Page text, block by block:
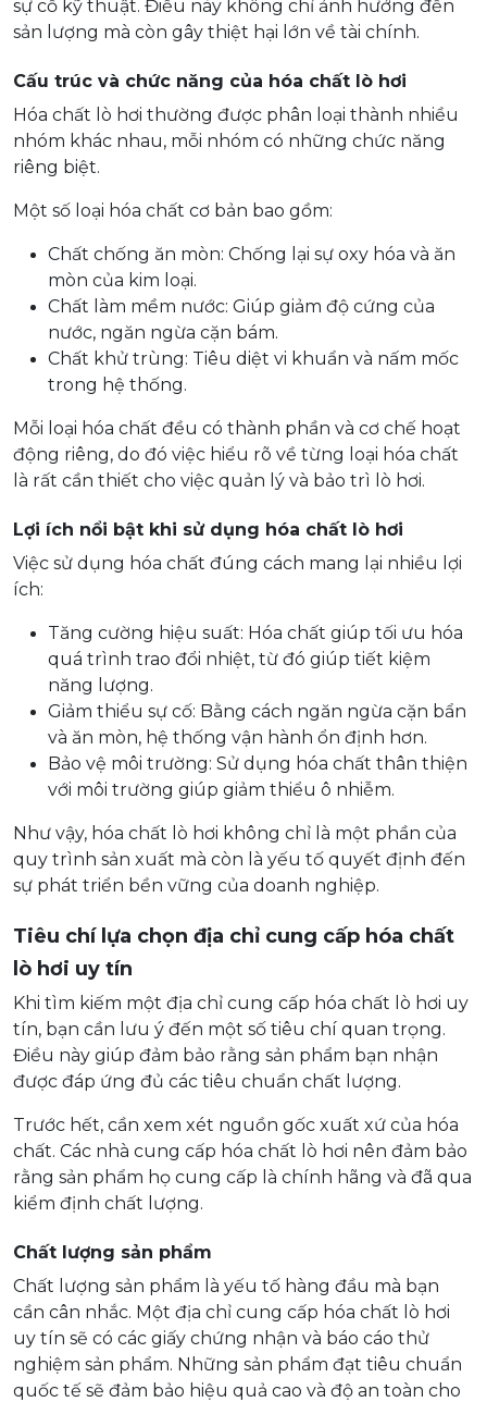
sự cố kỹ thuật. Điều này không chỉ ảnh hưởng đến
sản lượng mà còn gây thiệt hại lớn về tài chính.
Cấu trúc và chức năng của hóa chất lò hơi
Hóa chất lò hơi thường được phân loại thành nhiều
nhóm khác nhau, mỗi nhóm có những chức năng
riêng biệt.
Một số loại hóa chất cơ bản bao gồm:
Chất chống ăn mòn: Chống lại sự oxy hóa và ăn
mòn của kim loại.
Chất làm mềm nước: Giúp giảm độ cứng của
nước, ngăn ngừa cặn bám.
Chất khử trùng: Tiêu diệt vi khuẩn và nấm mốc
trong hệ thống.
Mỗi loại hóa chất đều có thành phần và cơ chế hoạt
động riêng, do đó việc hiểu rõ về từng loại hóa chất
là rất cần thiết cho việc quản lý và bảo trì lò hơi.
Lợi ích nổi bật khi sử dụng hóa chất lò hơi
Việc sử dụng hóa chất đúng cách mang lại nhiều lợi
ích:
Tăng cường hiệu suất: Hóa chất giúp tối ưu hóa
quá trình trao đổi nhiệt, từ đó giúp tiết kiệm
năng lượng.
Giảm thiểu sự cố: Bằng cách ngăn ngừa cặn bẩn
và ăn mòn, hệ thống vận hành ổn định hơn.
Bảo vệ môi trường: Sử dụng hóa chất thân thiện
với môi trường giúp giảm thiểu ô nhiễm.
Như vậy, hóa chất lò hơi không chỉ là một phần của
quy trình sản xuất mà còn là yếu tố quyết định đến
sự phát triển bền vững của doanh nghiệp.
Tiêu chí lựa chọn địa chỉ cung cấp hóa chất
lò hơi uy tín
Khi tìm kiếm một địa chỉ cung cấp hóa chất lò hơi uy
tín, bạn cần lưu ý đến một số tiêu chí quan trọng.
Điều này giúp đảm bảo rằng sản phẩm bạn nhận
được đáp ứng đủ các tiêu chuẩn chất lượng.
Trước hết, cần xem xét nguồn gốc xuất xứ của hóa
chất. Các nhà cung cấp hóa chất lò hơi nên đảm bảo
rằng sản phẩm họ cung cấp là chính hãng và đã qua
kiểm định chất lượng.
Chất lượng sản phẩm
Chất lượng sản phẩm là yếu tố hàng đầu mà bạn
cần cân nhắc. Một địa chỉ cung cấp hóa chất lò hơi
uy tín sẽ có các giấy chứng nhận và báo cáo thử
nghiệm sản phẩm. Những sản phẩm đạt tiêu chuẩn
quốc tế sẽ đảm bảo hiệu quả cao và độ an toàn cho